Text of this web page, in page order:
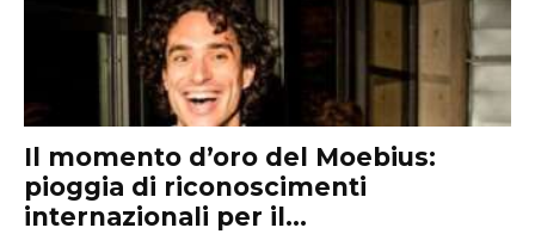
Il momento d’oro del Moebius:
pioggia di riconoscimenti
internazionali per il...